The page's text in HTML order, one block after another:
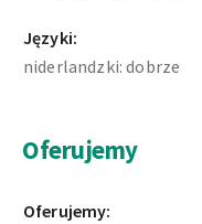
Języki:
niderlandzki: dobrze
Oferujemy
Oferujemy: